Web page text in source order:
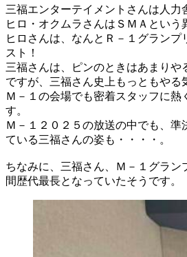
三福エンターテイメントさんは人力
ヒロ・オクムラさんはＳＭＡという
ヒロさんは、なんとＲ－１グランプ
スト！
三福さんは、ピンのときはあまりや
ですが、三福さん史上もっともやる
Ｍ－１の会場でも密着スタッフに熱
す。
Ｍ－１２０２５の放送の中でも、準
ている三福さんの姿も・・・・。
ちなみに、三福さん、Ｍ－１グラン
間歴代最長となっていたそうです。